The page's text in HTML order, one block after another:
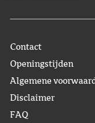
Contact
Openingstijden
Algemene
Disclaimer
FAQ